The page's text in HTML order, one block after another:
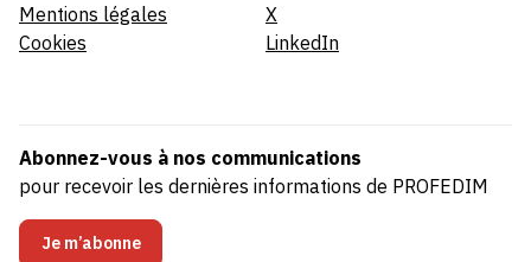
Mentions légales
Cookies
X
LinkedIn
Abonnez-vous à nos communications
pour recevoir les dernières informations de PROFEDIM
Je m’abonne